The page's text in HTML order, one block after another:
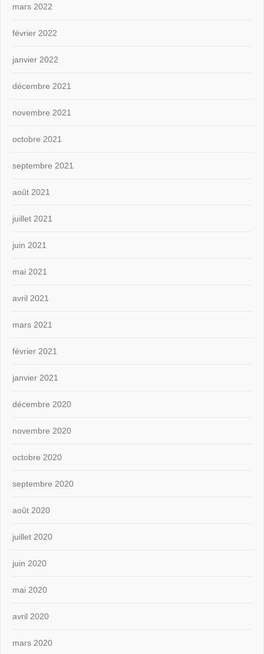
mars 2022
février 2022
janvier 2022
décembre 2021
novembre 2021
octobre 2021
septembre 2021
août 2021
juillet 2021
juin 2021
mai 2021
avril 2021
mars 2021
février 2021
janvier 2021
décembre 2020
novembre 2020
octobre 2020
septembre 2020
août 2020
juillet 2020
juin 2020
mai 2020
avril 2020
mars 2020